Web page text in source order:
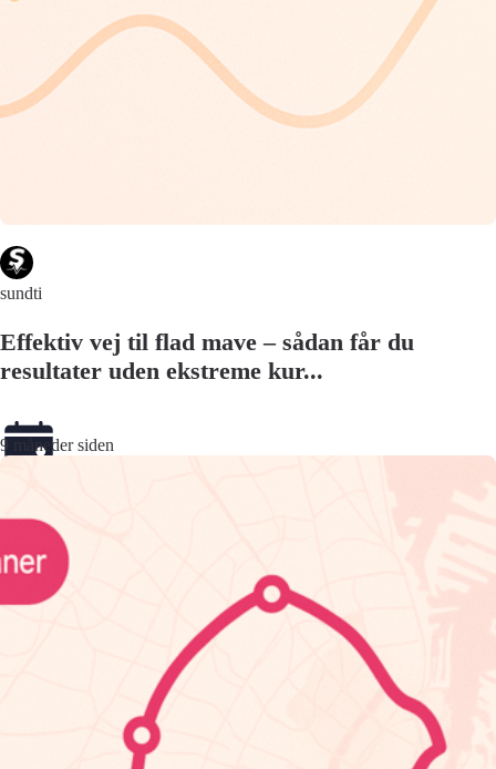
sundti
Effektiv vej til flad mave – sådan får du
resultater uden ekstreme kur...
9 måneder siden